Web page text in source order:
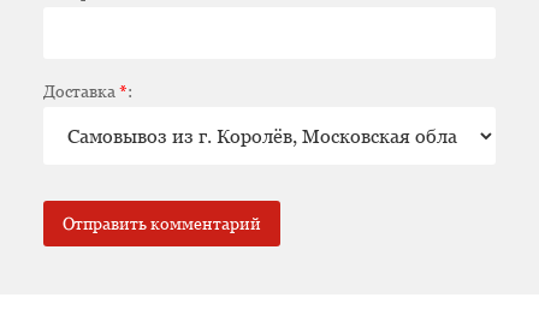
Доставка *: